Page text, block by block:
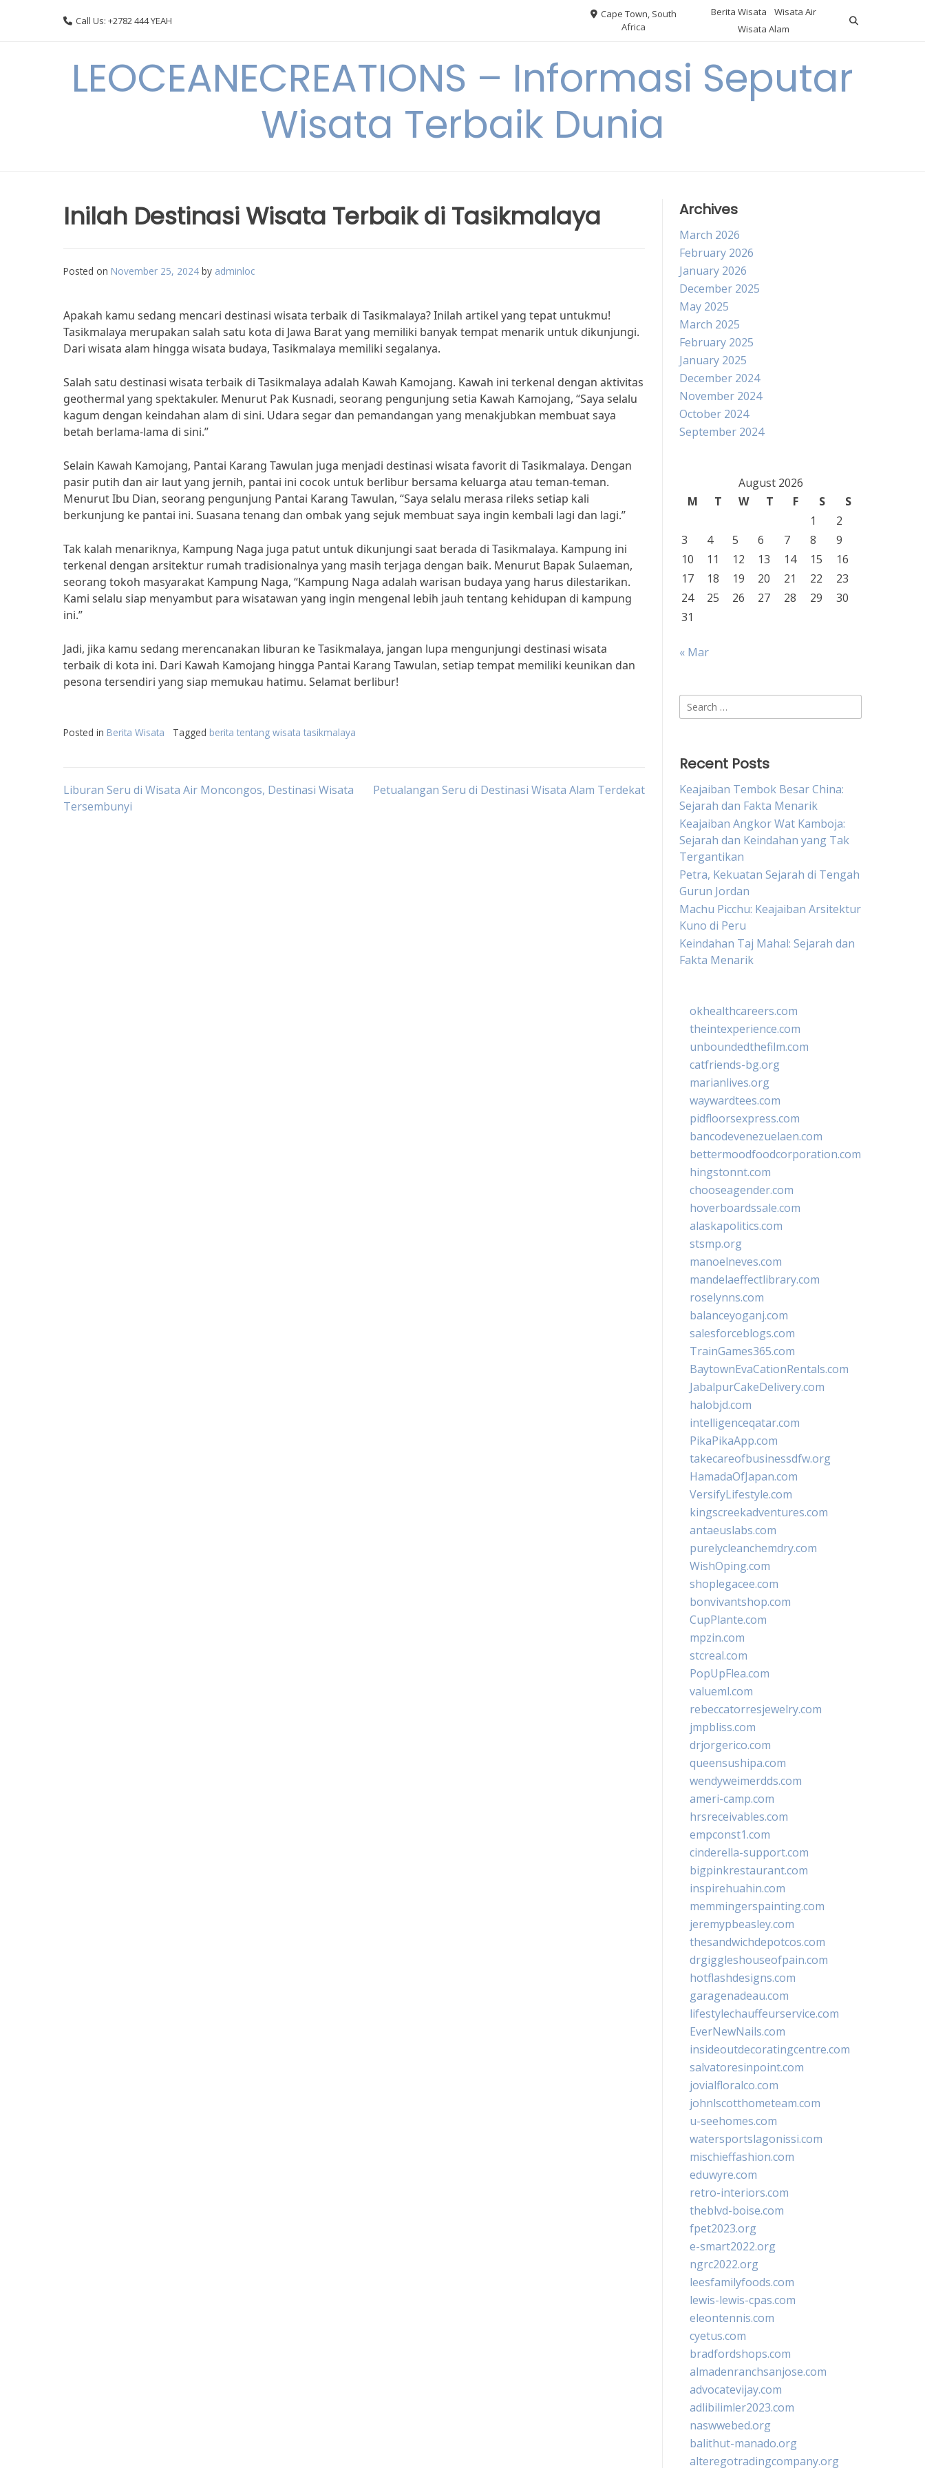
Call Us: +2782 444 YEAH
Cape Town, South
Africa
Berita Wisata
Wisata Air
Wisata Alam
LEOCEANECREATIONS – Informasi Seputar
Wisata Terbaik Dunia
Inilah Destinasi Wisata Terbaik di Tasikmalaya
Posted on November 25, 2024 by adminloc
Apakah kamu sedang mencari destinasi wisata terbaik di Tasikmalaya? Inilah artikel yang tepat untukmu!
Tasikmalaya merupakan salah satu kota di Jawa Barat yang memiliki banyak tempat menarik untuk dikunjungi.
Dari wisata alam hingga wisata budaya, Tasikmalaya memiliki segalanya.
Salah satu destinasi wisata terbaik di Tasikmalaya adalah Kawah Kamojang. Kawah ini terkenal dengan aktivitas
geothermal yang spektakuler. Menurut Pak Kusnadi, seorang pengunjung setia Kawah Kamojang, “Saya selalu
kagum dengan keindahan alam di sini. Udara segar dan pemandangan yang menakjubkan membuat saya
betah berlama-lama di sini.”
Selain Kawah Kamojang, Pantai Karang Tawulan juga menjadi destinasi wisata favorit di Tasikmalaya. Dengan
pasir putih dan air laut yang jernih, pantai ini cocok untuk berlibur bersama keluarga atau teman-teman.
Menurut Ibu Dian, seorang pengunjung Pantai Karang Tawulan, “Saya selalu merasa rileks setiap kali
berkunjung ke pantai ini. Suasana tenang dan ombak yang sejuk membuat saya ingin kembali lagi dan lagi.”
Tak kalah menariknya, Kampung Naga juga patut untuk dikunjungi saat berada di Tasikmalaya. Kampung ini
terkenal dengan arsitektur rumah tradisionalnya yang masih terjaga dengan baik. Menurut Bapak Sulaeman,
seorang tokoh masyarakat Kampung Naga, “Kampung Naga adalah warisan budaya yang harus dilestarikan.
Kami selalu siap menyambut para wisatawan yang ingin mengenal lebih jauh tentang kehidupan di kampung
ini.”
Jadi, jika kamu sedang merencanakan liburan ke Tasikmalaya, jangan lupa mengunjungi destinasi wisata
terbaik di kota ini. Dari Kawah Kamojang hingga Pantai Karang Tawulan, setiap tempat memiliki keunikan dan
pesona tersendiri yang siap memukau hatimu. Selamat berlibur!
Posted in Berita Wisata Tagged berita tentang wisata tasikmalaya
Post
Liburan Seru di Wisata Air Moncongos, Destinasi Wisata
Tersembunyi
Petualangan Seru di Destinasi Wisata Alam Terdekat
Archives
March 2026
February 2026
January 2026
December 2025
May 2025
March 2025
February 2025
January 2025
December 2024
November 2024
October 2024
September 2024
August 2026
M
T W T F S
S
1
2
3
4 5 6 7 8
9
10
11 12 13 14 15
16
17
18 19 20 21 22
23
24
25 26 27 28 29
30
31
« Mar
Search
for:
Recent Posts
Keajaiban Tembok Besar China:
Sejarah dan Fakta Menarik
Keajaiban Angkor Wat Kamboja:
Sejarah dan Keindahan yang Tak
Tergantikan
Petra, Kekuatan Sejarah di Tengah
Gurun Jordan
Machu Picchu: Keajaiban Arsitektur
Kuno di Peru
Keindahan Taj Mahal: Sejarah dan
Fakta Menarik
okhealthcareers.com
theintexperience.com
unboundedthefilm.com
catfriends-bg.org
marianlives.org
waywardtees.com
pidfloorsexpress.com
bancodevenezuelaen.com
bettermoodfoodcorporation.com
hingstonnt.com
chooseagender.com
hoverboardssale.com
alaskapolitics.com
stsmp.org
manoelneves.com
mandelaeffectlibrary.com
roselynns.com
balanceyoganj.com
salesforceblogs.com
TrainGames365.com
BaytownEvaCationRentals.com
JabalpurCakeDelivery.com
halobjd.com
intelligenceqatar.com
PikaPikaApp.com
takecareofbusinessdfw.org
HamadaOfJapan.com
VersifyLifestyle.com
kingscreekadventures.com
antaeuslabs.com
purelycleanchemdry.com
WishOping.com
shoplegacee.com
bonvivantshop.com
CupPlante.com
mpzin.com
stcreal.com
PopUpFlea.com
valueml.com
rebeccatorresjewelry.com
jmpbliss.com
drjorgerico.com
queensushipa.com
wendyweimerdds.com
ameri-camp.com
hrsreceivables.com
empconst1.com
cinderella-support.com
bigpinkrestaurant.com
inspirehuahin.com
memmingerspainting.com
jeremypbeasley.com
thesandwichdepotcos.com
drgiggleshouseofpain.com
hotflashdesigns.com
garagenadeau.com
lifestylechauffeurservice.com
EverNewNails.com
insideoutdecoratingcentre.com
salvatoresinpoint.com
jovialfloralco.com
johnlscotthometeam.com
u-seehomes.com
watersportslagonissi.com
mischieffashion.com
eduwyre.com
retro-interiors.com
theblvd-boise.com
fpet2023.org
e-smart2022.org
ngrc2022.org
leesfamilyfoods.com
lewis-lewis-cpas.com
eleontennis.com
cyetus.com
bradfordshops.com
almadenranchsanjose.com
advocatevijay.com
adlibilimler2023.com
naswwebed.org
balithut-manado.org
alteregotradingcompany.org